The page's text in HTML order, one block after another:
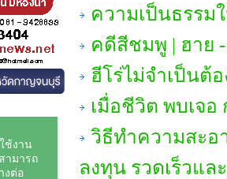
ความเป็นธรรม
คดีสีชมพู | ฮาย -
ฮีโร่ไม่จำเป็นต้
เมื่อชีวิต พบเจอ
วิธีทำความสะ
ลงทุน รวดเร็วแล